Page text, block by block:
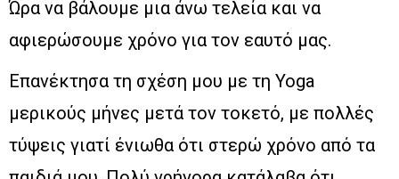
Ώρα να βάλουμε μια άνω τελεία και να
αφιερώσουμε χρόνο για τον εαυτό μας.
Επανέκτησα τη σχέση μου με τη Yoga
μερικούς μήνες μετά τον τοκετό, με πολλές
τύψεις γιατί ένιωθα ότι στερώ χρόνο από τα